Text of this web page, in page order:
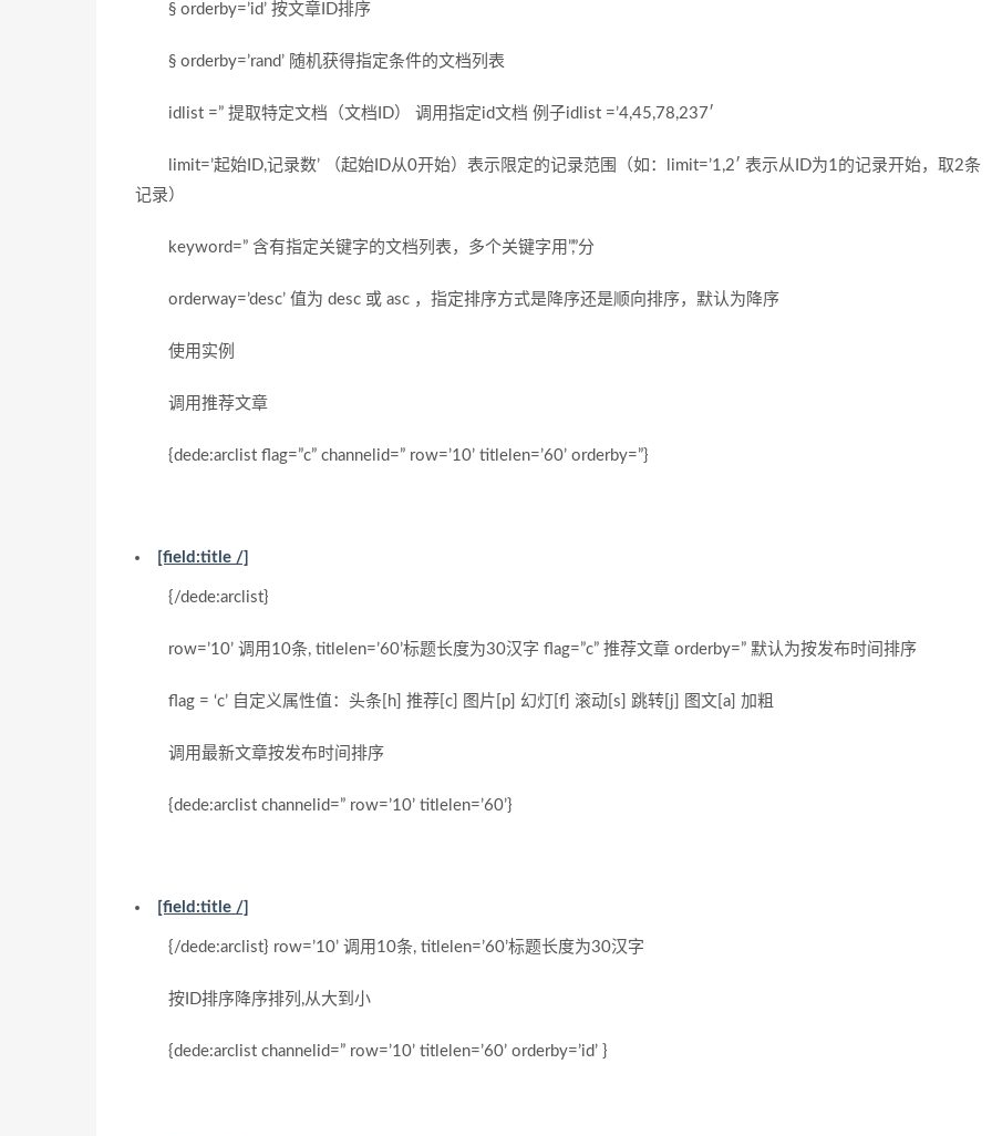
§ orderby=’id’ 按文章ID排序
§ orderby=’rand’ 随机获得指定条件的文档列表
idlist =” 提取特定文档（文档ID） 调用指定id文档 例子idlist =’4,45,78,237′
limit=’起始ID,记录数’ （起始ID从0开始）表示限定的记录范围（如：limit=’1,2′ 表示从ID为1的记录开始，取2条
记录）
keyword=” 含有指定关键字的文档列表，多个关键字用”,”分
orderway=’desc’ 值为 desc 或 asc ，指定排序方式是降序还是顺向排序，默认为降序
使用实例
调用推荐文章
{dede:arclist flag=”c” channelid=” row=’10’ titlelen=’60’ orderby=”}
[field:title /]
{/dede:arclist}
row=’10’ 调用10条, titlelen=’60’标题长度为30汉字 flag=”c” 推荐文章 orderby=” 默认为按发布时间排序
flag = ‘c’ 自定义属性值：头条[h] 推荐[c] 图片[p] 幻灯[f] 滚动[s] 跳转[j] 图文[a] 加粗
调用最新文章按发布时间排序
{dede:arclist channelid=” row=’10’ titlelen=’60’}
[field:title /]
{/dede:arclist} row=’10’ 调用10条, titlelen=’60’标题长度为30汉字
按ID排序降序排列,从大到小
{dede:arclist channelid=” row=’10’ titlelen=’60’ orderby=’id’ }